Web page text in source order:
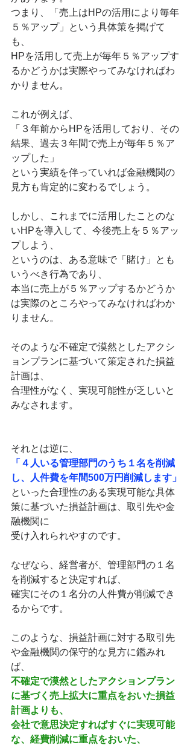
つまり、「売上はHPの活用により毎年
５％アップ」という具体策を掲げて
も、
HPを活用して売上が毎年５％アップす
るかどうかは実際やってみなければわ
かりません。
これが例えば、
「３年前からHPを活用しており、その
結果、過去３年間で売上が毎年５％ア
ップした」
という実績を伴っていれば金融機関の
見方も肯定的に変わるでしょう。
しかし、これまでに活用したことのな
いHPを導入して、今後売上を５％アッ
プしよう、
というのは、ある意味で「賭け」とも
いうべき行為であり、
本当に売上が５％アップするかどうか
は実際のところやってみなければわか
りません。
そのような不確定で漠然としたアクシ
ョンプランに基づいて策定された損益
計画は、
合理性がなく、実現可能性が乏しいと
みなされます。
それとは逆に、
「４人いる管理部門のうち１名を削減
し、人件費を年間500万円削減します」
といった合理性のある実現可能な具体
策に基づいた損益計画は、取引先や金
融機関に
受け入れられやすのです。
なぜなら、経営者が、管理部門の１名
を削減すると決定すれば、
確実にその１名分の人件費が削減でき
るからです。
このような、損益計画に対する取引先
や金融機関の保守的な見方に鑑みれ
ば、
不確定で漠然としたアクションプラン
に基づく売上拡大に重点をおいた損益
計画よりも、
会社で意思決定すればすぐに実現可能
な、経費削減に重点をおいた、